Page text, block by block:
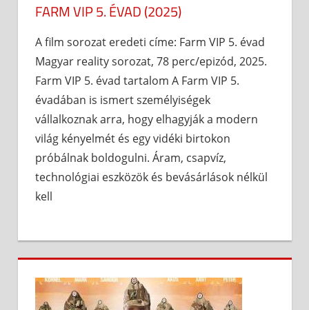
FARM VIP 5. ÉVAD (2025)
A film sorozat eredeti címe: Farm VIP 5. évad
Magyar reality sorozat, 78 perc/epizód, 2025.
Farm VIP 5. évad tartalom A Farm VIP 5.
évadában is ismert személyiségek
vállalkoznak arra, hogy elhagyják a modern
világ kényelmét és egy vidéki birtokon
próbálnak boldogulni. Áram, csapvíz,
technológiai eszközök és bevásárlások nélkül
kell